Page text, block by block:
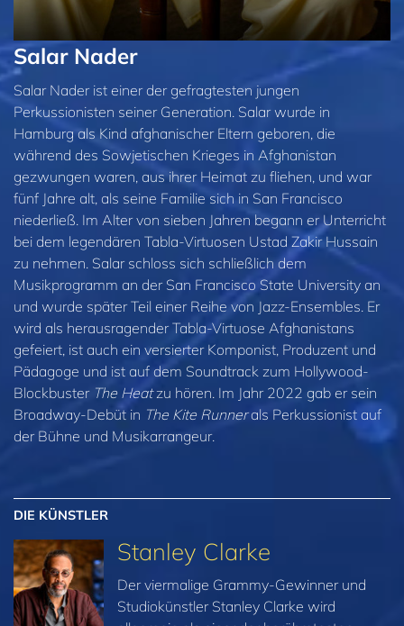
Salar Nader
Salar Nader ist einer der gefragtesten jungen
Perkussionisten seiner Generation. Salar wurde in
Hamburg als Kind afghanischer Eltern geboren, die
während des Sowjetischen Krieges in Afghanistan
gezwungen waren, aus ihrer Heimat zu fliehen, und war
fünf Jahre alt, als seine Familie sich in San Francisco
niederließ. Im Alter von sieben Jahren begann er Unterricht
bei dem legendären Tabla-Virtuosen Ustad Zakir Hussain
zu nehmen. Salar schloss sich schließlich dem
Musikprogramm an der San Francisco State University an
und wurde später Teil einer Reihe von Jazz-Ensembles. Er
wird als herausragender Tabla-Virtuose Afghanistans
gefeiert, ist auch ein versierter Komponist, Produzent und
Pädagoge und ist auf dem Soundtrack zum Hollywood-
Blockbuster The Heatzu hören. Im Jahr 2022 gab er sein
Broadway-Debüt in The Kite Runnerals Perkussionist auf
der Bühne und Musikarrangeur.
DIE KÜNSTLER
Stanley Clarke
Der viermalige Grammy-Gewinner und
Studiokünstler Stanley Clarke wird